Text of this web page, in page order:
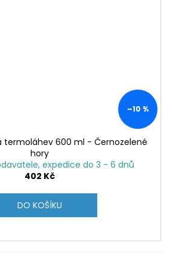
–10 %
termoláhev 600 ml - Černozelené
hory
expedice do 3 - 6 dnů
402 Kč
DO KOŠÍKU